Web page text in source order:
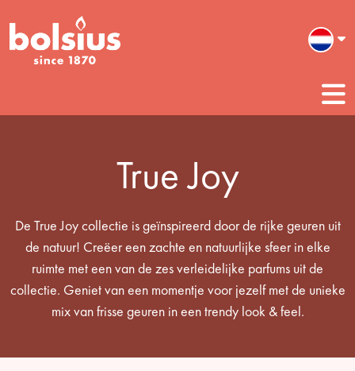
True Joy
De True Joy collectie is geïnspireerd door de rijke geuren uit
de natuur! Creëer een zachte en natuurlijke sfeer in elke
ruimte met een van de zes verleidelijke parfums uit de
collectie. Geniet van een momentje voor jezelf met de unieke
mix van frisse geuren in een trendy look & feel.